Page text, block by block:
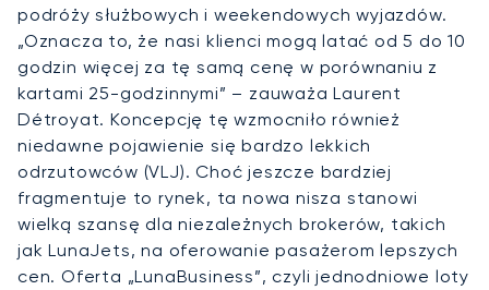
podróży służbowych i weekendowych wyjazdów.
„Oznacza to, że nasi klienci mogą latać od 5 do 10
godzin więcej za tę samą cenę w porównaniu z
kartami 25-godzinnymi” – zauważa Laurent
Détroyat. Koncepcję tę wzmocniło również
niedawne pojawienie się bardzo lekkich
odrzutowców (VLJ). Choć jeszcze bardziej
fragmentuje to rynek, ta nowa nisza stanowi
wielką szansę dla niezależnych brokerów, takich
jak LunaJets, na oferowanie pasażerom lepszych
cen. Oferta „LunaBusiness”, czyli jednodniowe loty